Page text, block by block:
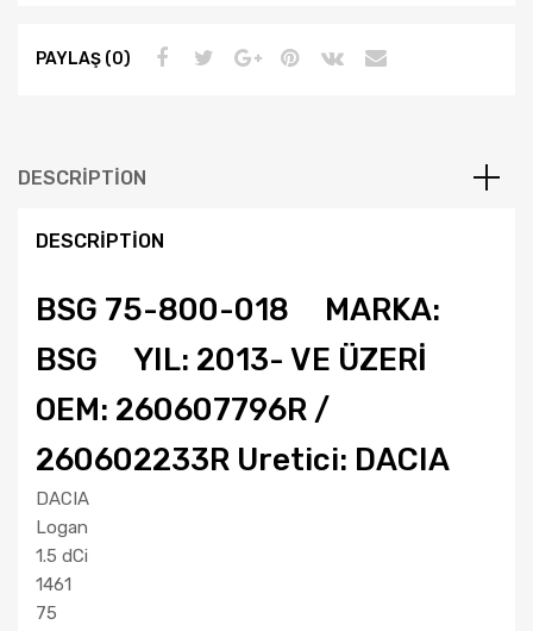
PAYLAŞ (0)
DESCRIPTION
DESCRIPTION
BSG 75-800-018 MARKA:
BSG YIL: 2013- VE ÜZERİ
OEM: 260607796R /
260602233R Uretici: DACIA
DACIA
Logan
1.5 dCi
1461
75